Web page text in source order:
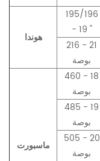
هوندا
195/196
- 19 "
216 - 21
بوصة
ماسبورت
460 - 18
بوصة
485 - 19
بوصة
505 - 20
بوصة